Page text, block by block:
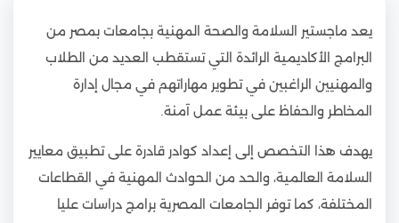
يعد ماجستير السلامة والصحة المهنية بجامعات بمصر من
البرامج الأكاديمية الرائدة التي تستقطب العديد من الطلاب
والمهنيين الراغبين في تطوير مهاراتهم في مجال إدارة
المخاطر والحفاظ على بيئة عمل آمنة.
يهدف هذا التخصص إلى إعداد كوادر قادرة على تطبيق معايير
السلامة العالمية، والحد من الحوادث المهنية في القطاعات
المختلفة، كما توفر الجامعات المصرية برامج دراسات عليا